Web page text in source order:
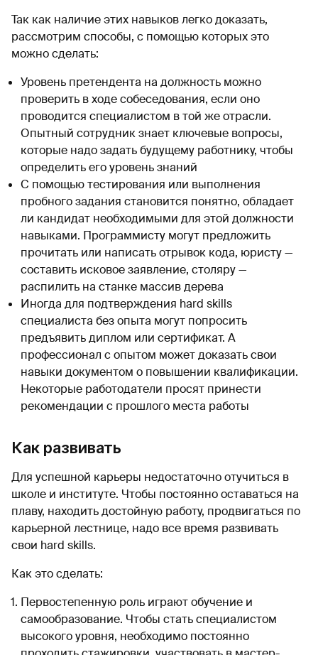
Так как наличие этих навыков легко доказать,
рассмотрим способы, с помощью которых это
можно сделать:
Уровень претендента на должность можно
проверить в ходе собеседования, если оно
проводится специалистом в той же отрасли.
Опытный сотрудник знает ключевые вопросы,
которые надо задать будущему работнику, чтобы
определить его уровень знаний
С помощью тестирования или выполнения
пробного задания становится понятно, обладает
ли кандидат необходимыми для этой должности
навыками. Программисту могут предложить
прочитать или написать отрывок кода, юристу —
составить исковое заявление, столяру —
распилить на станке массив дерева
Иногда для подтверждения hard skills
специалиста без опыта могут попросить
предъявить диплом или сертификат. А
профессионал с опытом может доказать свои
навыки документом о повышении квалификации.
Некоторые работодатели просят принести
рекомендации с прошлого места работы
Как развивать
Для успешной карьеры недостаточно отучиться в
школе и институте. Чтобы постоянно оставаться на
плаву, находить достойную работу, продвигаться по
карьерной лестнице, надо все время развивать
свои hard skills.
Как это сделать:
Первостепенную роль играют обучение и
самообразование. Чтобы стать специалистом
высокого уровня, необходимо постоянно